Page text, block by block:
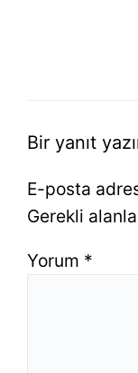
Bir yanıt
E-posta
Gerekli
Yorum *